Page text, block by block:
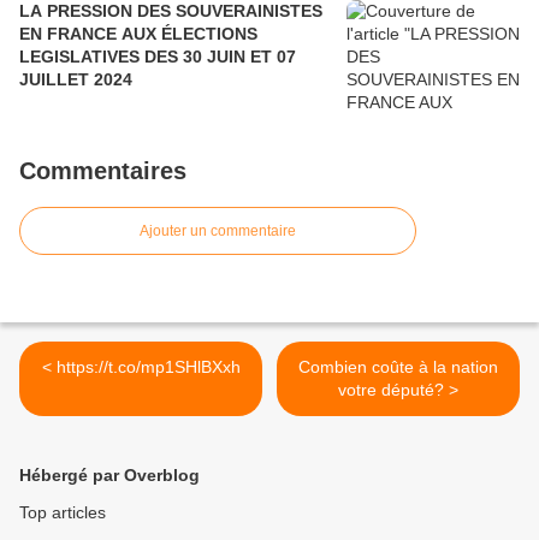
LA PRESSION DES SOUVERAINISTES
EN FRANCE AUX ÉLECTIONS
LEGISLATIVES DES 30 JUIN ET 07
JUILLET 2024
Commentaires
Ajouter un commentaire
< https://t.co/mp1SHlBXxh
Combien coûte à la nation
votre député? >
Hébergé par Overblog
Top articles